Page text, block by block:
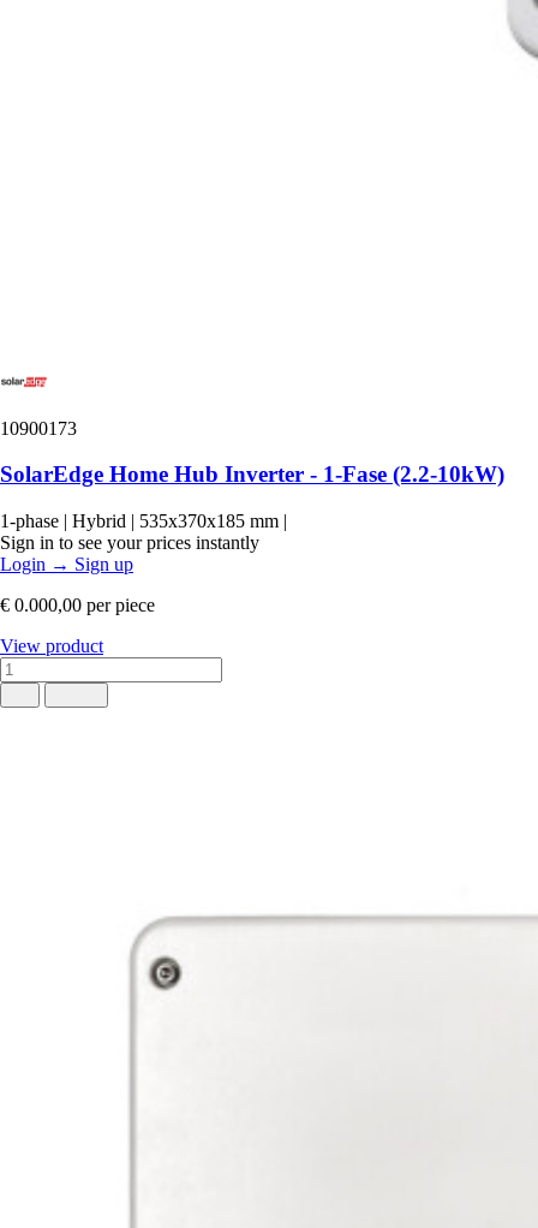
10900173
SolarEdge Home Hub Inverter - 1-Fase (2.2-10kW)
1-phase | Hybrid | 535x370x185 mm |
Sign in to see your prices instantly
Login → Sign up
€ 0.000,00 per piece
View product